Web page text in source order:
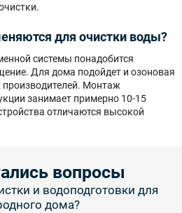
для очистки воды?
системы понадобится
Для дома подойдет и озоновая
производителей. Монтаж
занимает примерно 10-15
отличаются высокой
вопросы
и водоподготовки для
дома?